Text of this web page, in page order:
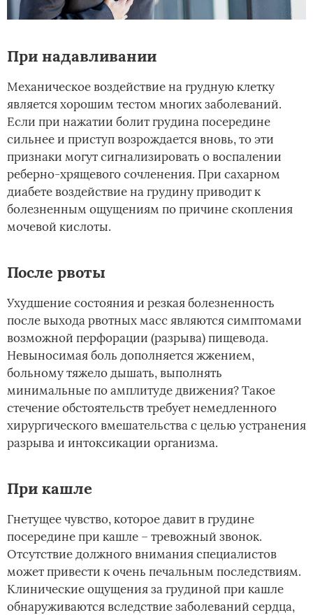
При надавливании
Механическое воздействие на грудную клетку
является хорошим тестом многих заболеваний.
Если при нажатии болит грудина посередине
сильнее и приступ возрождается вновь, то эти
признаки могут сигнализировать о воспалении
реберно-хрящевого сочленения. При сахарном
диабете воздействие на грудину приводит к
болезненным ощущениям по причине скопления
мочевой кислоты.
После рвоты
Ухудшение состояния и резкая болезненность
после выхода рвотных масс являются симптомами
возможной перфорации (разрыва) пищевода.
Невыносимая боль дополняется жжением,
больному тяжело дышать, выполнять
минимальные по амплитуде движения? Такое
стечение обстоятельств требует немедленного
хирургического вмешательства с целью устранения
разрыва и интоксикации организма.
При кашле
Гнетущее чувство, которое давит в грудине
посередине при кашле – тревожный звонок.
Отсутствие должного внимания специалистов
может привести к очень печальным последствиям.
Клинические ощущения за грудиной при кашле
обнаруживаются вследствие заболеваний сердца,